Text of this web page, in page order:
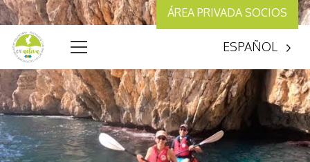
ÁREA PRIVADA SOCIOS
ESPAÑOL